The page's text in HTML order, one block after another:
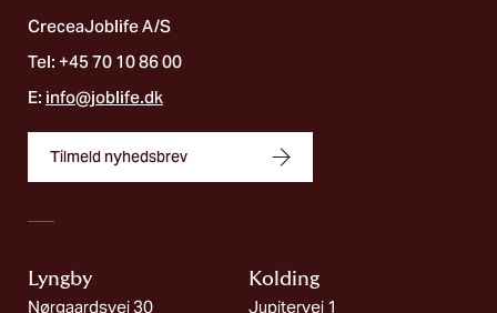
CreceaJoblife A/S
Tel: +45 70 10 86 00
E: info@joblife.dk
Tilmeld nyhedsbrev
Lyngby
Nørgaardsvej 30
Kolding​
Jupitervej 1